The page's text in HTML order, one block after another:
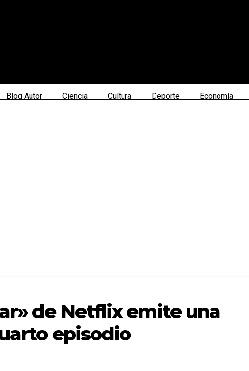
Blog Autor Ciencia Cultura Deporte Economía
de Netflix emite una
episodio